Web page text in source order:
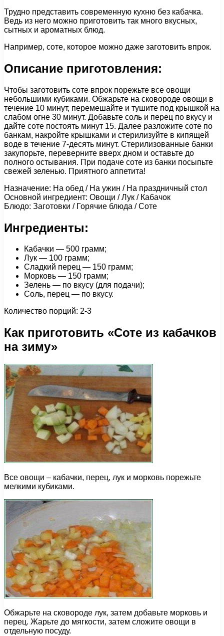
Трудно представить современную кухню без кабачка.
Ведь из него можно приготовить так много вкусных,
сытных и ароматных блюд.
Например, соте, которое можно даже заготовить впрок.
Описание приготовления:
Чтобы заготовить соте впрок порежьте все овощи
небольшими кубиками. Обжарьте на сковороде овощи в
течение 10 минут, перемешайте и тушите под крышкой на
слабом огне 30 минут. Добавьте соль и перец по вкусу и
дайте соте постоять минут 15. Далее разложите соте по
банкам, накройте крышками и стерилизуйте в кипящей
воде в течение 7-десять минут. Стерилизованные банки
закупорьте, переверните вверх дном и оставьте до
полного остывания. При подаче соте из банки посыпьте
свежей зеленью. Приятного аппетита!
Назначение: На обед / На ужин / На праздничный стол
Основной ингредиент: Овощи / Лук / Кабачок
Блюдо: Заготовки / Горячие блюда / Соте
Ингредиенты:
Кабачки — 500 грамм;
Лук — 100 грамм;
Сладкий перец — 150 грамм;
Морковь — 150 грамм;
Зелень — по вкусу (для подачи);
Соль, перец — по вкусу.
Количество порций: 2-3
Как приготовить «Соте из кабачков
на зиму»
Все овощи – кабачки, перец, лук и морковь порежьте
мелкими кубиками.
Обжарьте на сковороде лук, затем добавьте морковь и
перец. Жарьте до мягкости, затем сложите овощи в
отдельную посуду.